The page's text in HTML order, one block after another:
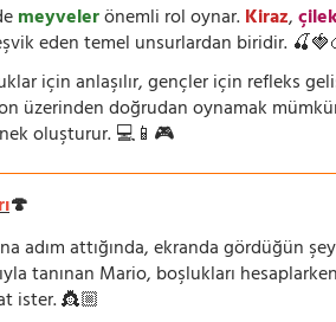
meyvelerönemli rol oynar.Kiraz,
eden temel unsurlardan biridir.
için anlaşılır, gençler için refleks
üzerinden doğrudan oynamak
oluşturur. 💻📱🎮
🍄
adım attığında, ekranda gördüğün
tanınan Mario, boşlukları
ister. 👸🏼